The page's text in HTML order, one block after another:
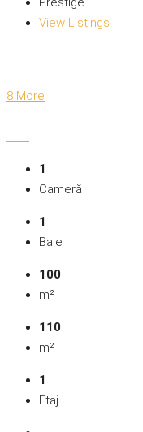
View Listings
8 More
1
Cameră
1
Baie
100
m²
110
m²
1
Etaj